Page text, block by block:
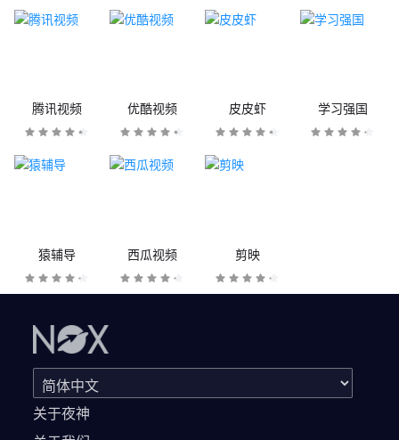
腾讯视频 优酷视频 皮皮虾 学习强国
猿辅导 西瓜视频 剪映
关于夜神